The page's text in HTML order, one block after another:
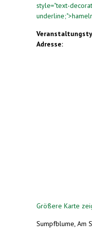
style="text-
underline;">
Adresse:
Größere Karte
Sumpfblume, Am